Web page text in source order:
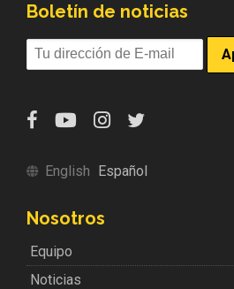
Boletín de noticias
English Español
Nosotros
Equipo
Noticias